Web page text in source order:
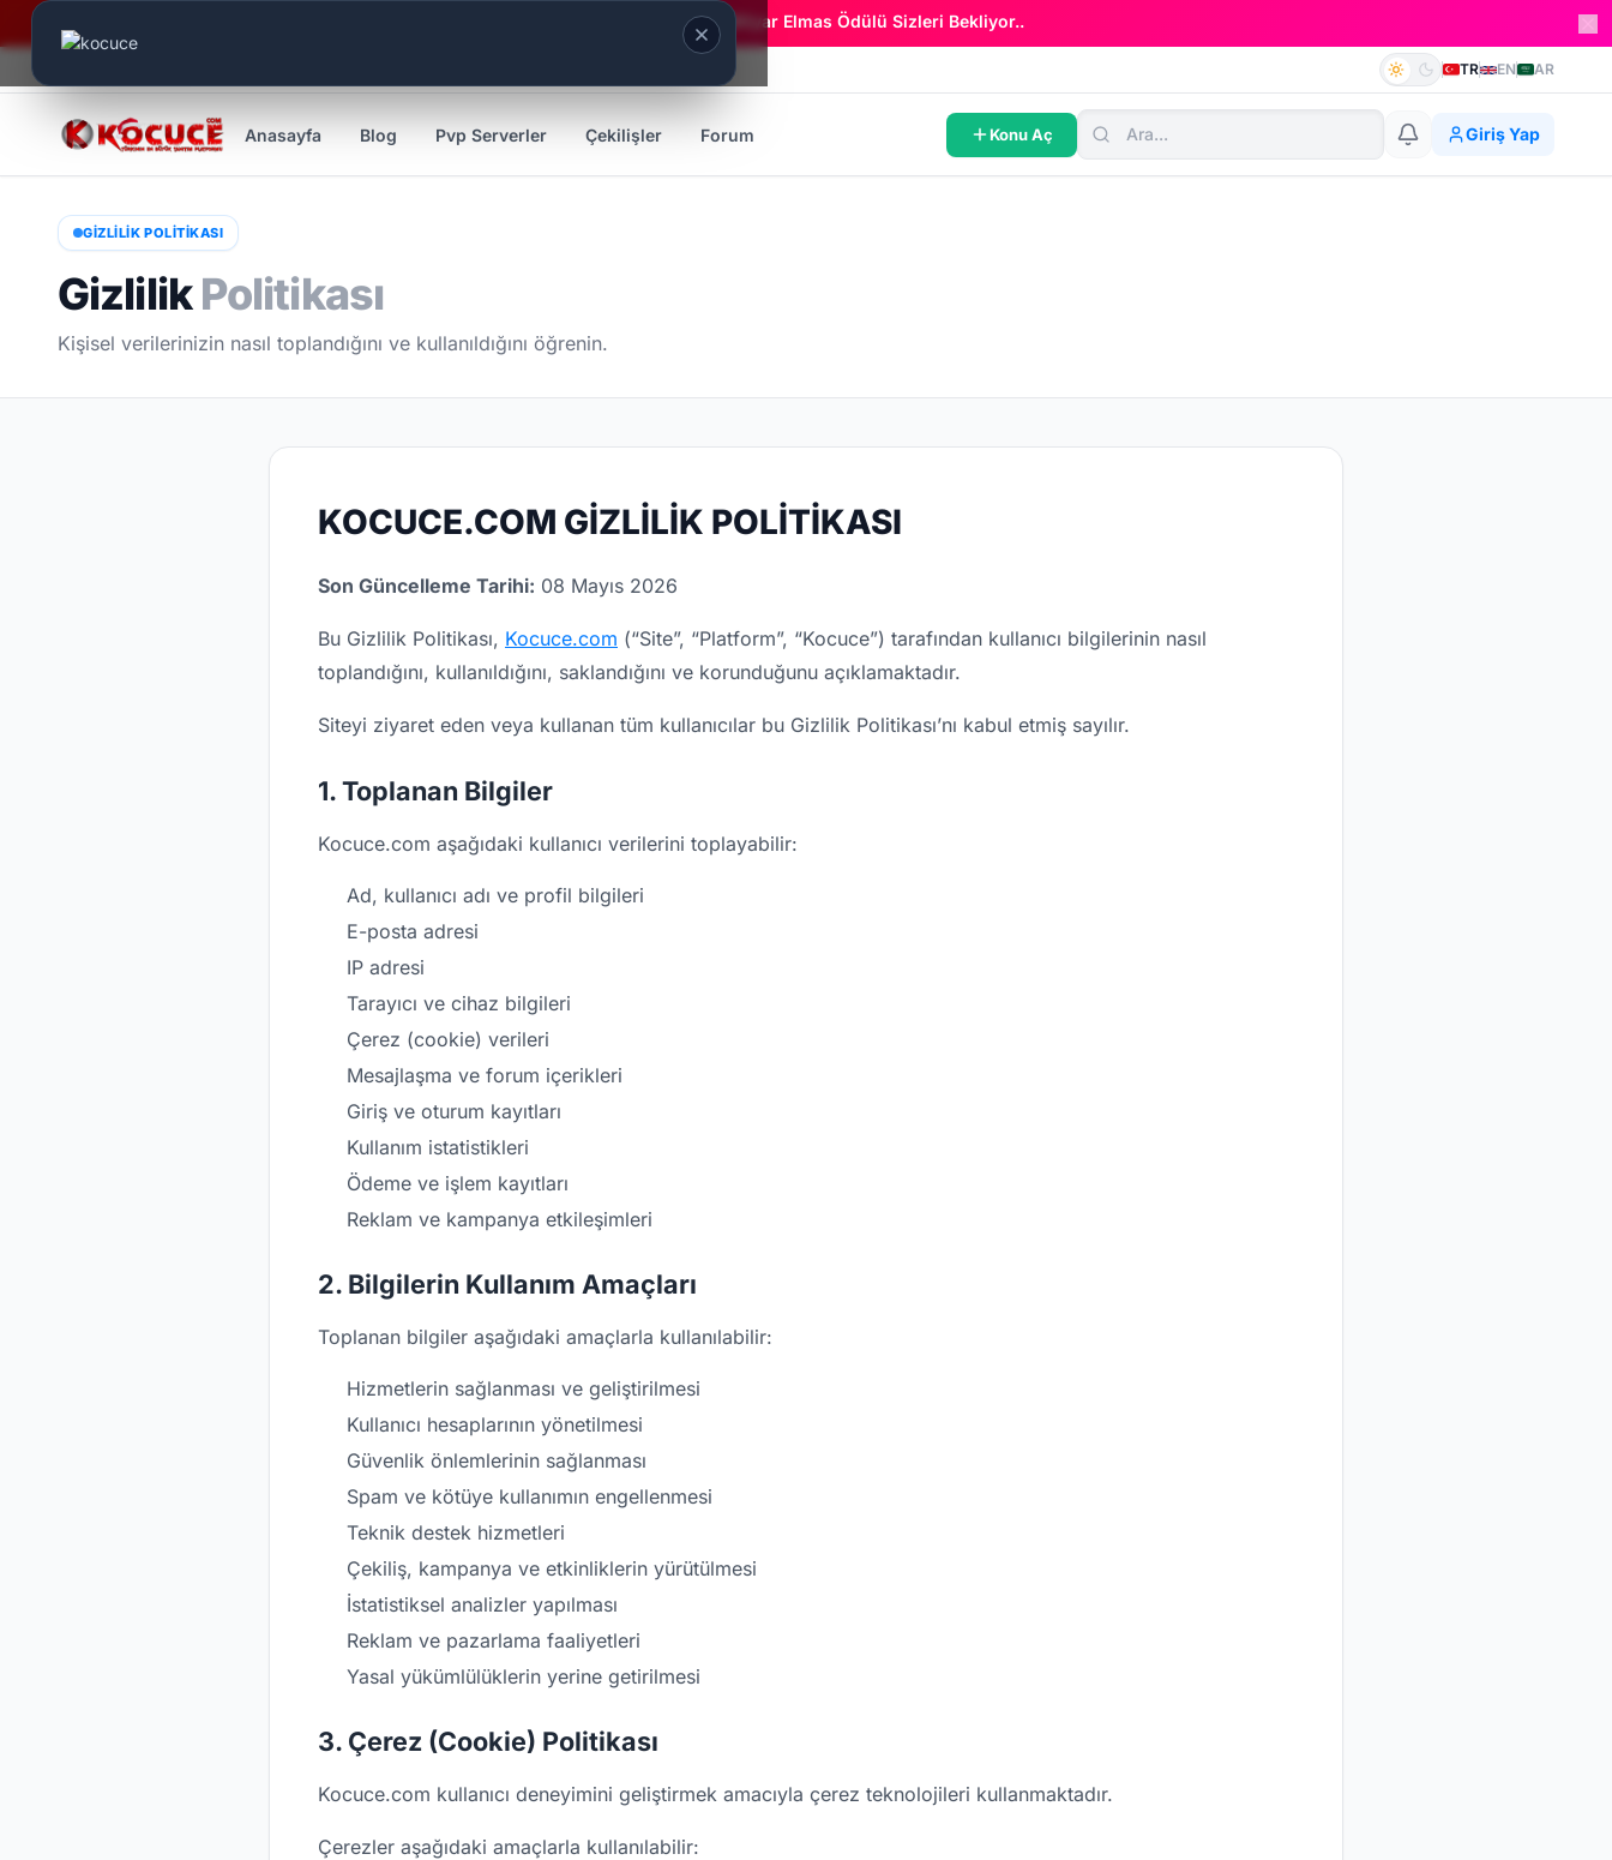
Era Online - 2 Milyar Elmas Ödülü Sizleri Bekliyor..
TR EN AR
Anasayfa Blog Pvp Serverler Çekilişler Forum Konu Aç Giriş Yap
GİZLİLİK POLİTİKASI
GizlilikPolitikası
Kişisel verilerinizin nasıl toplandığını ve kullanıldığını öğrenin.
KOCUCE.COM GİZLİLİK POLİTİKASI
Son Güncelleme Tarihi: 08 Mayıs 2026
Bu Gizlilik Politikası, Kocuce.com (“Site”, “Platform”, “Kocuce”) tarafından kullanıcı bilgilerinin nasıl
toplandığını, kullanıldığını, saklandığını ve korunduğunu açıklamaktadır.
Siteyi ziyaret eden veya kullanan tüm kullanıcılar bu Gizlilik Politikası’nı kabul etmiş sayılır.
1. Toplanan Bilgiler
Kocuce.com aşağıdaki kullanıcı verilerini toplayabilir:
Ad, kullanıcı adı ve profil bilgileri
E-posta adresi
IP adresi
Tarayıcı ve cihaz bilgileri
Çerez (cookie) verileri
Mesajlaşma ve forum içerikleri
Giriş ve oturum kayıtları
Kullanım istatistikleri
Ödeme ve işlem kayıtları
Reklam ve kampanya etkileşimleri
2. Bilgilerin Kullanım Amaçları
Toplanan bilgiler aşağıdaki amaçlarla kullanılabilir:
Hizmetlerin sağlanması ve geliştirilmesi
Kullanıcı hesaplarının yönetilmesi
Güvenlik önlemlerinin sağlanması
Spam ve kötüye kullanımın engellenmesi
Teknik destek hizmetleri
Çekiliş, kampanya ve etkinliklerin yürütülmesi
İstatistiksel analizler yapılması
Reklam ve pazarlama faaliyetleri
Yasal yükümlülüklerin yerine getirilmesi
3. Çerez (Cookie) Politikası
Kocuce.com kullanıcı deneyimini geliştirmek amacıyla çerez teknolojileri kullanmaktadır.
Çerezler aşağıdaki amaçlarla kullanılabilir: